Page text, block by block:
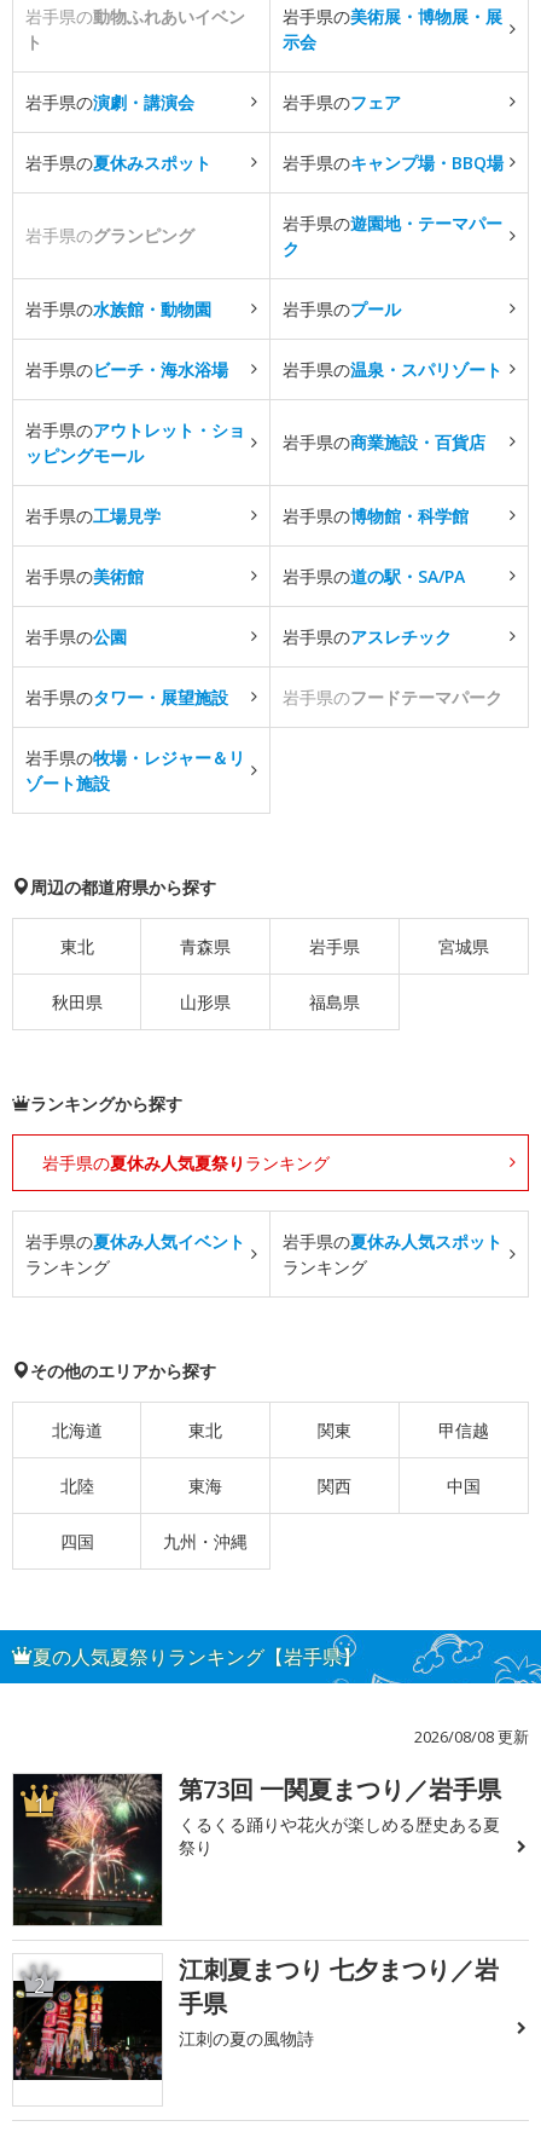
岩手県の動物ふれあいイベン
ト
岩手県の美術展・博物展・展
示会
岩手県の演劇・講演会 岩手県のフェア
岩手県の夏休みスポット 岩手県のキャンプ場・BBQ場
岩手県のグランピング
岩手県の遊園地・テーマパー
ク
岩手県の水族館・動物園 岩手県のプール
岩手県のビーチ・海水浴場 岩手県の温泉・スパリゾート
岩手県のアウトレット・ショ
ッピングモール
岩手県の商業施設・百貨店
岩手県の工場見学 岩手県の博物館・科学館
岩手県の美術館 岩手県の道の駅・SA/PA
岩手県の公園 岩手県のアスレチック
岩手県のタワー・展望施設 岩手県のフードテーマパーク
岩手県の牧場・レジャー＆リ
ゾート施設
周辺の都道府県から探す
東北 青森県 岩手県 宮城県
秋田県 山形県 福島県
ランキングから探す
岩手県の夏休み人気夏祭り ランキング
岩手県の夏休み人気イベント
ランキング
岩手県の夏休み人気スポット
ランキング
その他のエリアから探す
北海道 東北 関東 甲信越
北陸 東海 関西 中国
四国 九州・沖縄
夏の人気夏祭りランキング【岩手県】
2026/08/08 更新
1 第73回 一関夏まつり／岩手県
くるくる踊りや花火が楽しめる歴史ある夏
祭り
2
江刺夏まつり 七夕まつり／岩
手県
江刺の夏の風物詩